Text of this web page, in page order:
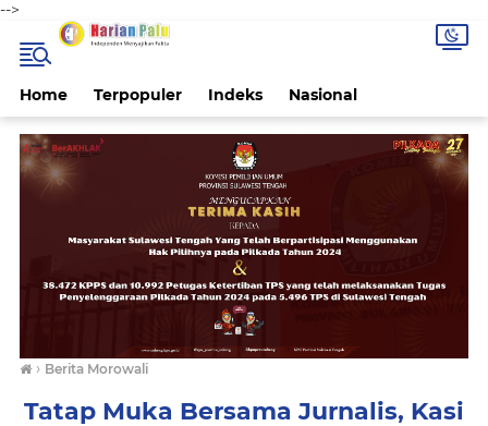
-->
Home Terpopuler Indeks Nasional
› Berita Morowali
Tatap Muka Bersama Jurnalis, Kasi